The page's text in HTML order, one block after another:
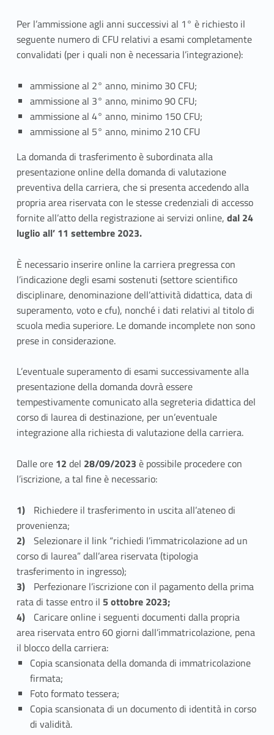
i
c
o
r
s
i
d
i
s
t
u
d
i
o
d
i
R
m
a
T
r
e
,
a
b
b
r
e
Per l’ammissione agli anni successivi al 1° è richiesto il
seguente numero di CFU relativi a esami completamente
convalidati (per i quali non è necessaria l’integrazione):
ammissione al 2° anno, minimo 30 CFU;
ammissione al 3° anno, minimo 90 CFU;
ammissione al 4° anno, minimo 150 CFU;
ammissione al 5° anno, minimo 210 CFU
La domanda di trasferimento è subordinata alla
presentazione online della domanda di valutazione
preventiva della carriera, che si presenta accedendo alla
propria area riservata con le stesse credenziali di accesso
fornite all’atto della registrazione ai servizi online, dal 24
luglio all’ 11 settembre 2023.
È necessario inserire online la carriera pregressa con
l’indicazione degli esami sostenuti (settore scientifico
disciplinare, denominazione dell’attività didattica, data di
superamento, voto e cfu), nonché i dati relativi al titolo di
scuola media superiore. Le domande incomplete non sono
prese in considerazione.
L’eventuale superamento di esami successivamente alla
presentazione della domanda dovrà essere
tempestivamente comunicato alla segreteria didattica del
corso di laurea di destinazione, per un’eventuale
integrazione alla richiesta di valutazione della carriera.
Dalle ore 12 del 28/09/2023 è possibile procedere con
l’iscrizione, a tal fine è necessario:
Richiedere il trasferimento in uscita all’ateneo di
provenienza;
Selezionare il link “richiedi l’immatricolazione ad un
corso di laurea” dall’area riservata (tipologia
trasferimento in ingresso);
Perfezionare l’iscrizione con il pagamento della prima
rata di tasse entro il 5 ottobre 2023;
Caricare online i seguenti documenti dalla propria
area riservata entro 60 giorni dall’immatricolazione, pena
il blocco della carriera:
Copia scansionata della domanda di immatricolazione
firmata;
Foto formato tessera;
Copia scansionata di un documento di identità in corso
di validità.